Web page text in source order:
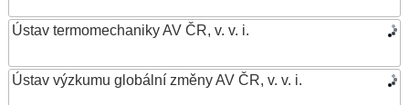
Ústav termomechaniky AV ČR, v. v. i.
Ústav výzkumu globální změny AV ČR, v. v. i.